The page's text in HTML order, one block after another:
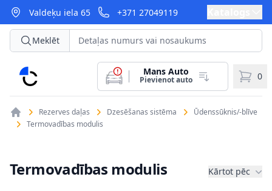
Valdeķu iela 65 +371 27049119
CarParts
Meklēt
Mans Auto
Pievienot auto 0
Rezerves daļas Dzesēšanas sistēma
Ūdenssūknis/-blīve
Termovadības modulis
Termovadības modulis Kārtot pēc